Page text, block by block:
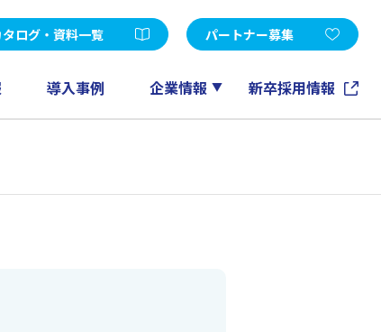
タログ・資料一覧 パートナー募集
導入事例 企業情報 新卒採用情報
Microsoft365
GeneXus